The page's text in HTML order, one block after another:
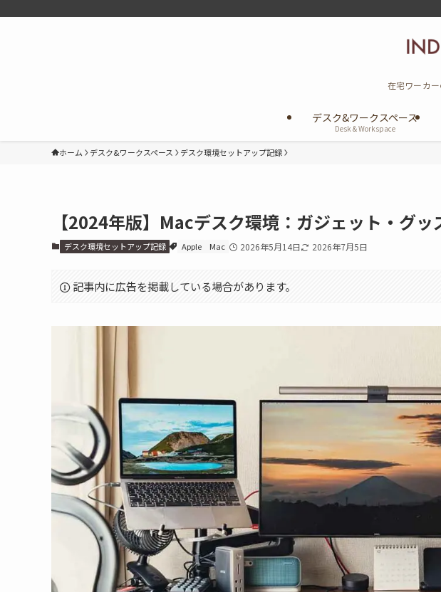
在宅ワーカ
デスク&ワークスペース
Desk & Workspace
ホーム デスク&ワークスペース デスク環境セットアップ記録
【2024年版】Macデスク環境：ガジェット・グッ
デスク環境セットアップ記録 Apple Mac 2026年5月14日 2026年7月5日
記事内に広告を掲載している場合があります。